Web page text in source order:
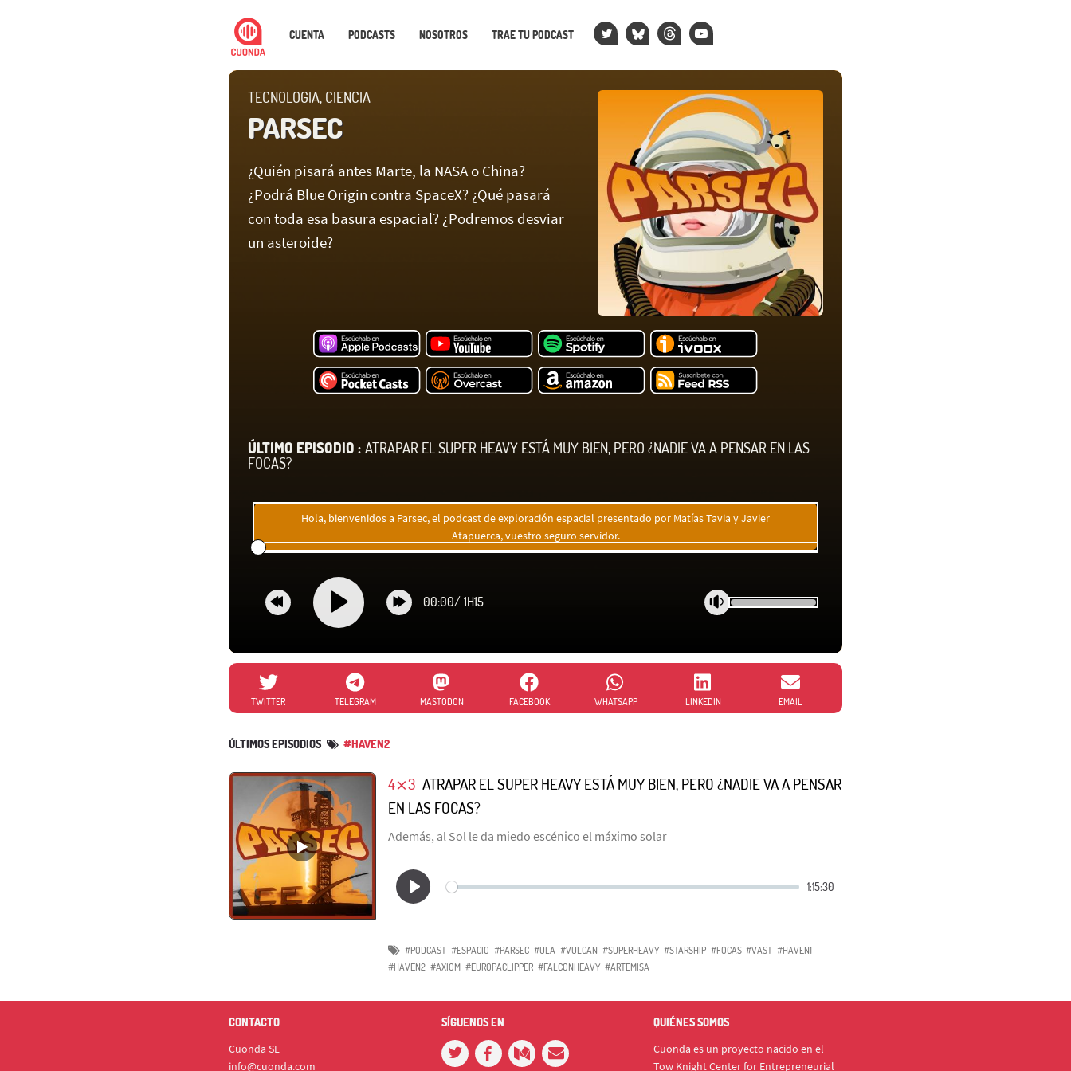
CUENTA PODCASTS NOSOTROS TRAE TU PODCAST
TECNOLOGIA, CIENCIA
PARSEC
¿Quién pisará antes Marte, la NASA o China?
¿Podrá Blue Origin contra SpaceX? ¿Qué pasará
con toda esa basura espacial? ¿Podremos desviar
un asteroide?
ÚLTIMO EPISODIO : ATRAPAR EL SUPER HEAVY ESTÁ MUY BIEN, PERO ¿NADIE VA A PENSAR EN LAS
FOCAS?
Hola, bienvenidos a Parsec, el podcast de exploración espacial presentado por Matías Tavia y Javier
Atapuerca, vuestro seguro servidor.
00:00/ 1H15
TWITTER TELEGRAM MASTODON FACEBOOK WHATSAPP LINKEDIN EMAIL
ÚLTIMOS EPISODIOS #HAVEN2
4⨯3 ATRAPAR EL SUPER HEAVY ESTÁ MUY BIEN, PERO ¿NADIE VA A PENSAR
EN LAS FOCAS?
Además, al Sol le da miedo escénico el máximo solar
#PODCAST #ESPACIO #PARSEC #ULA #VULCAN #SUPERHEAVY #STARSHIP #FOCAS #VAST #HAVEN1
#HAVEN2 #AXIOM #EUROPACLIPPER #FALCONHEAVY #ARTEMISA
CONTACTO
Cuonda SL
info@cuonda.com
SÍGUENOS EN QUIÉNES SOMOS
Cuonda es un proyecto nacido en el
Tow Knight Center for Entrepreneurial